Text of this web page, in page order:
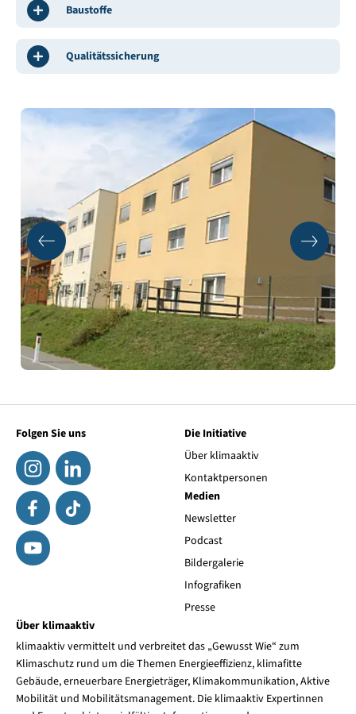
Baustoffe
Qualitätssicherung
Folgen Sie uns
Die Initiative
Über klimaaktiv
Kontaktpersonen
Medien
Newsletter
Podcast
Bildergalerie
Infografiken
Presse
Über klimaaktiv
klimaaktiv vermittelt und verbreitet das „Gewusst Wie“ zum
Klimaschutz rund um die Themen Energieeffizienz, klimafitte
Gebäude, erneuerbare Energieträger, Klimakommunikation, Aktive
Mobilität und Mobilitätsmanagement. Die klimaaktiv Expertinnen